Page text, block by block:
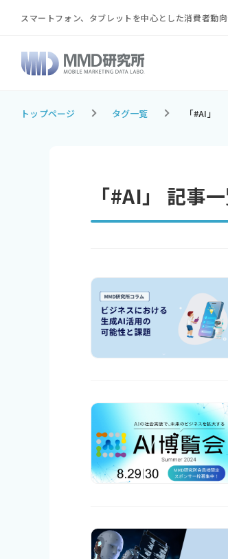
スマートフォン、タブレットを中心とした消費者動
トップページ タグ一覧 「#AI」
「#AI」 記事